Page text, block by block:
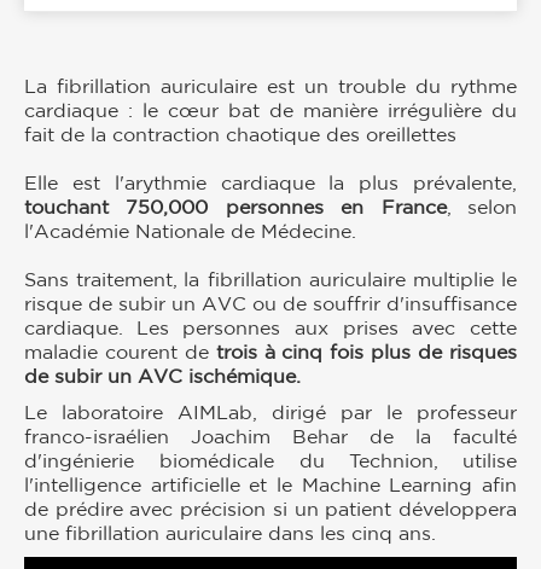
La fibrillation auriculaire est un trouble du rythme
cardiaque : le cœur bat de manière irrégulière du
fait de la contraction chaotique des oreillettes
Elle est l'arythmie cardiaque la plus prévalente,
touchant 750,000 personnes en France, selon
l'Académie Nationale de Médecine.
Sans traitement, la fibrillation auriculaire multiplie le
risque de subir un AVC ou de souffrir d'insuffisance
cardiaque. Les personnes aux prises avec cette
maladie courent detrois à cinq fois plus de risques
de subir un AVC ischémique.
Le laboratoire AIMLab, dirigé par le professeur
franco-israélien Joachim Behar de la faculté
d'ingénierie biomédicale du Technion, utilise
l'intelligence artificielle et le Machine Learning afin
de prédire avec précision si un patient développera
une fibrillation auriculaire dans les cinq ans.